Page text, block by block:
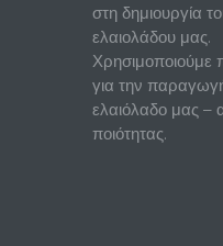
στη δημιουργία
ελαιολάδου μας.
Χρησιμοποιούμε
για την
ελαιόλαδο μας –
ποιότητας.